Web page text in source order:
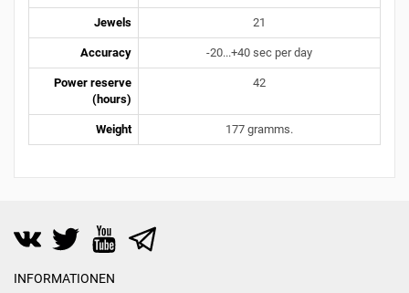
Jewels 21
Accuracy -20...+40 sec per day
Power reserve
(hours)
42
Weight 177 gramms.
INFORMATIONEN